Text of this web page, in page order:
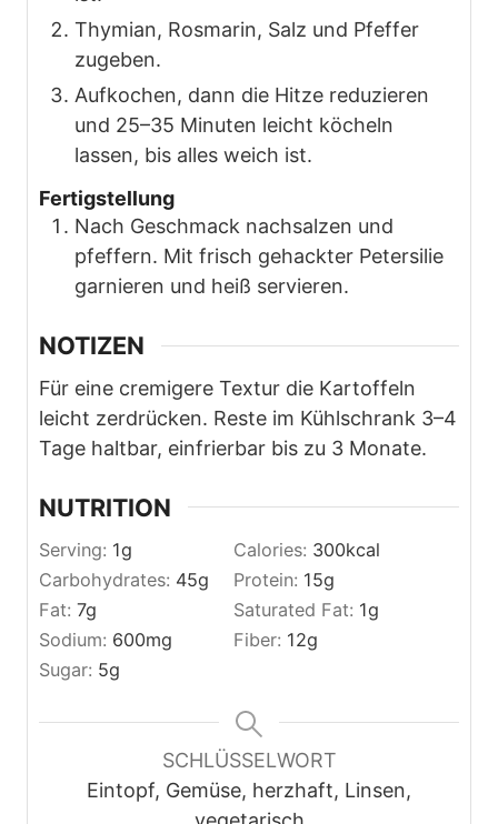
Thymian, Rosmarin, Salz und Pfeffer
zugeben.
Aufkochen, dann die Hitze reduzieren
und 25–35 Minuten leicht köcheln
lassen, bis alles weich ist.
Fertigstellung
Nach Geschmack nachsalzen und
pfeffern. Mit frisch gehackter Petersilie
garnieren und heiß servieren.
NOTIZEN
Für eine cremigere Textur die Kartoffeln
leicht zerdrücken. Reste im Kühlschrank 3–4
Tage haltbar, einfrierbar bis zu 3 Monate.
NUTRITION
Serving: 1g Calories: 300kcal
Carbohydrates: 45g Protein: 15g
Fat: 7g Saturated Fat: 1g
Sodium: 600mg Fiber: 12g
Sugar: 5g
SCHLÜSSELWORT
Eintopf, Gemüse, herzhaft, Linsen,